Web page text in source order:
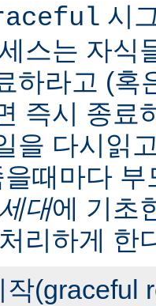
시
스는 자식
하라고 (혹
즉시 종료
을 다시읽
때마다
세대에 기초
리하게 한
작(graceful